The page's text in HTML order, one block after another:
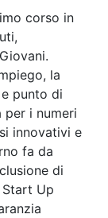
corso in
la
punto di
per i numeri
innovativi e
fa da
di
Start Up